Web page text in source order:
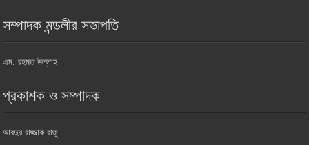
সম্পাদক মন্ডলীর সভাপতি
এম. রহমত উল্লাহ
প্রকাশক ও সম্পাদক
আবদুর রাজ্জাক রাজু